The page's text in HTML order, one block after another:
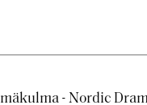
- Nordic